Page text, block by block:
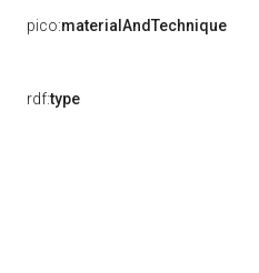
pico:materialAndTechnique
rdf:type